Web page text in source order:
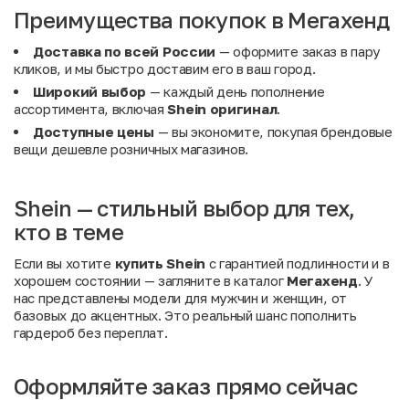
Преимущества покупок в Мегахенд
Доставка по всей России — оформите заказ в пару
кликов, и мы быстро доставим его в ваш город.
Широкий выбор — каждый день пополнение
ассортимента, включаяShein оригинал.
Доступные цены — вы экономите, покупая брендовые
вещи дешевле розничных магазинов.
Shein — стильный выбор для тех,
кто в теме
Если вы хотите купить Shein с гарантией подлинности и в
хорошем состоянии — загляните в каталогМегахенд . У
нас представлены модели для мужчин и женщин, от
базовых до акцентных. Это реальный шанс пополнить
гардероб без переплат.
Оформляйте заказ прямо сейчас